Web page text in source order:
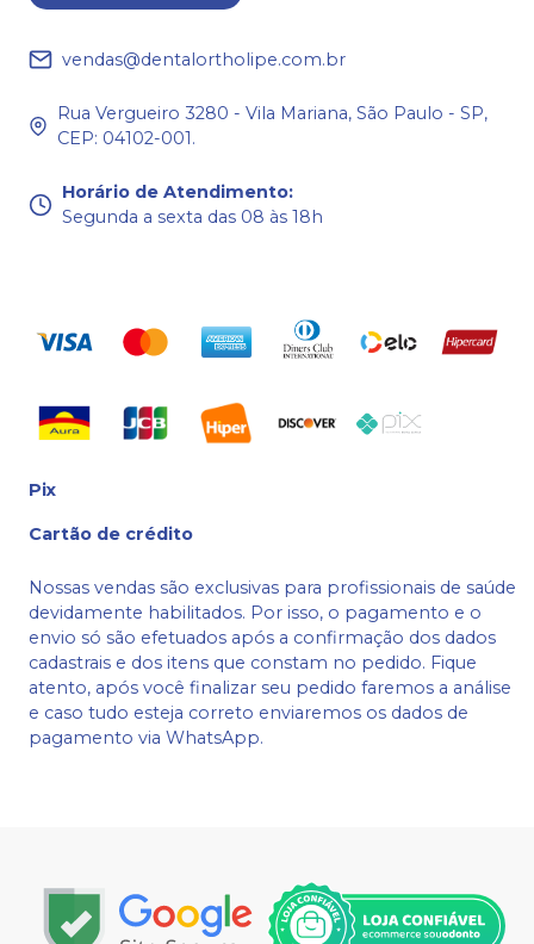
vendas@dentalortholipe.com.br
Rua Vergueiro 3280 - Vila Mariana, São Paulo - SP,
CEP: 04102-001.
Horário de Atendimento:
Segunda a sexta das 08 às 18h
Pix
Cartão de crédito
Nossas vendas são exclusivas para profissionais de saúde
devidamente habilitados. Por isso, o pagamento e o
envio só são efetuados após a confirmação dos dados
cadastrais e dos itens que constam no pedido. Fique
atento, após você finalizar seu pedido faremos a análise
e caso tudo esteja correto enviaremos os dados de
pagamento via WhatsApp.